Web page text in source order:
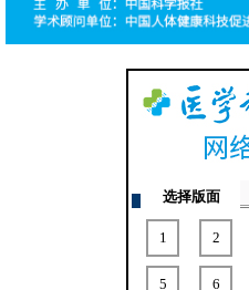
选择版面
1 2
5 6